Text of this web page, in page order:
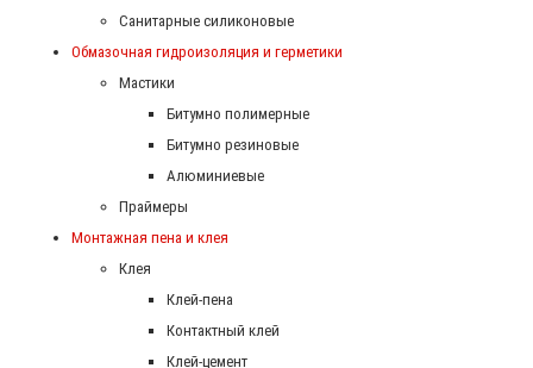
Санитарные силиконовые
Обмазочная гидроизоляция и герметики
Мастики
Битумно полимерные
Битумно резиновые
Алюминиевые
Праймеры
Монтажная пена и клея
Клея
Клей-пена
Контактный клей
Клей-цемент